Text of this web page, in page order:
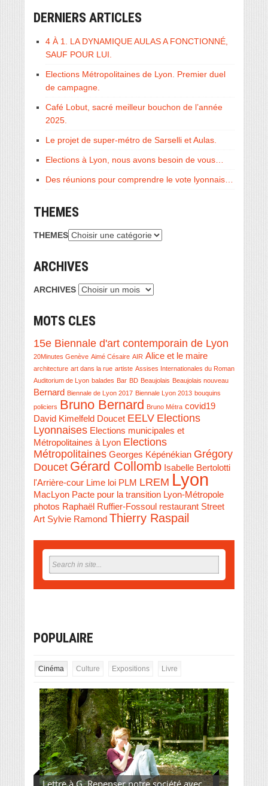
DERNIERS ARTICLES
4 À 1. LA DYNAMIQUE AULAS A FONCTIONNÉ,
SAUF POUR LUI.
Elections Métropolitaines de Lyon. Premier duel
de campagne.
Café Lobut, sacré meilleur bouchon de l’année
2025.
Le projet de super-métro de Sarselli et Aulas.
Elections à Lyon, nous avons besoin de vous…
Des réunions pour comprendre le vote lyonnais…
THEMES
THEMES
ARCHIVES
ARCHIVES
MOTS CLES
15e Biennale d'art contemporain de Lyon
20Minutes Genève Aimé Césaire AIR Alice et le maire
architecture art dans la rue artiste Assises Internationales du Roman
Auditorium de Lyon balades Bar BD Beaujolais Beaujolais nouveau
Bernard Biennale de Lyon 2017 Biennale Lyon 2013 bouquins
policiers Bruno Bernard Bruno Métra covid19
David Kimelfeld Doucet EELV Elections
Lyonnaises Elections municipales et
Métropolitaines à Lyon Elections
Métropolitaines Georges Képénékian Grégory
Doucet Gérard Collomb Isabelle Bertolotti
l'Arrière-cour Lime loi PLM LREM Lyon
MacLyon Pacte pour la transition Lyon-Métropole
photos Raphaël Ruffier-Fossoul restaurant Street
Art Sylvie Ramond Thierry Raspail
POPULAIRE
Cinéma Culture Expositions Livre
Lettre à G. Repenser notre société avec